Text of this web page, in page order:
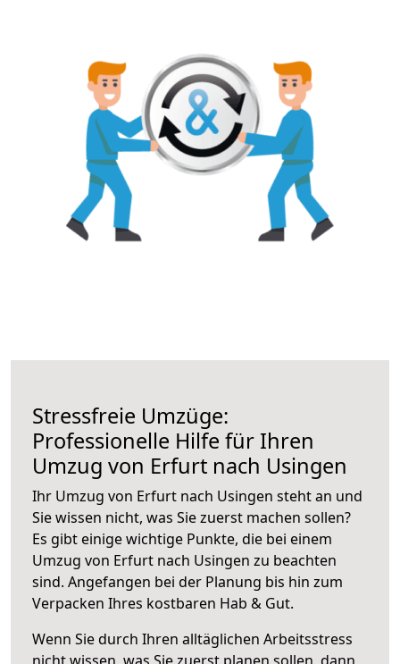
Stressfreie Umzüge:
Professionelle Hilfe für Ihren
Umzug von Erfurt nach Usingen
Ihr Umzug von Erfurt nach Usingen steht an und
Sie wissen nicht, was Sie zuerst machen sollen?
Es gibt einige wichtige Punkte, die bei einem
Umzug von Erfurt nach Usingen zu beachten
sind. Angefangen bei der Planung bis hin zum
Verpacken Ihres kostbaren Hab & Gut.
Wenn Sie durch Ihren alltäglichen Arbeitsstress